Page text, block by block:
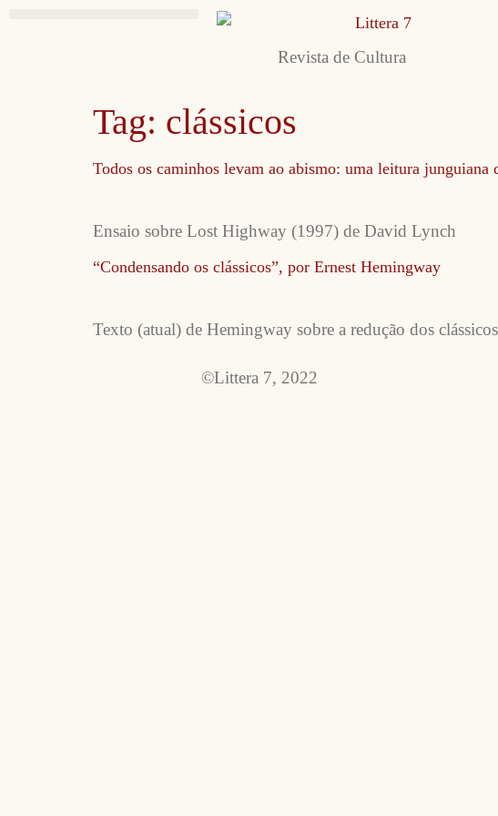
Revista de Cultura
Tag: clássicos
Todos os caminhos levam ao abismo: uma leitura junguiana
Ensaio sobre Lost Highway (1997) de David Lynch
“Condensando os clássicos”, por Ernest Hemingway
Texto (atual) de Hemingway sobre a redução dos
©Littera 7, 2022